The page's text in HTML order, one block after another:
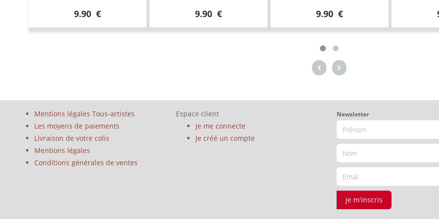
9.90 € 9.90 € 9.90 €
Mentions légales Tous-artistes
Les moyens de paiements
Livraison de votre colis
Mentions légales
Conditions générales de ventes
Espace client
Je me connecte
Je créé un compte
Newsletter
je m'inscris